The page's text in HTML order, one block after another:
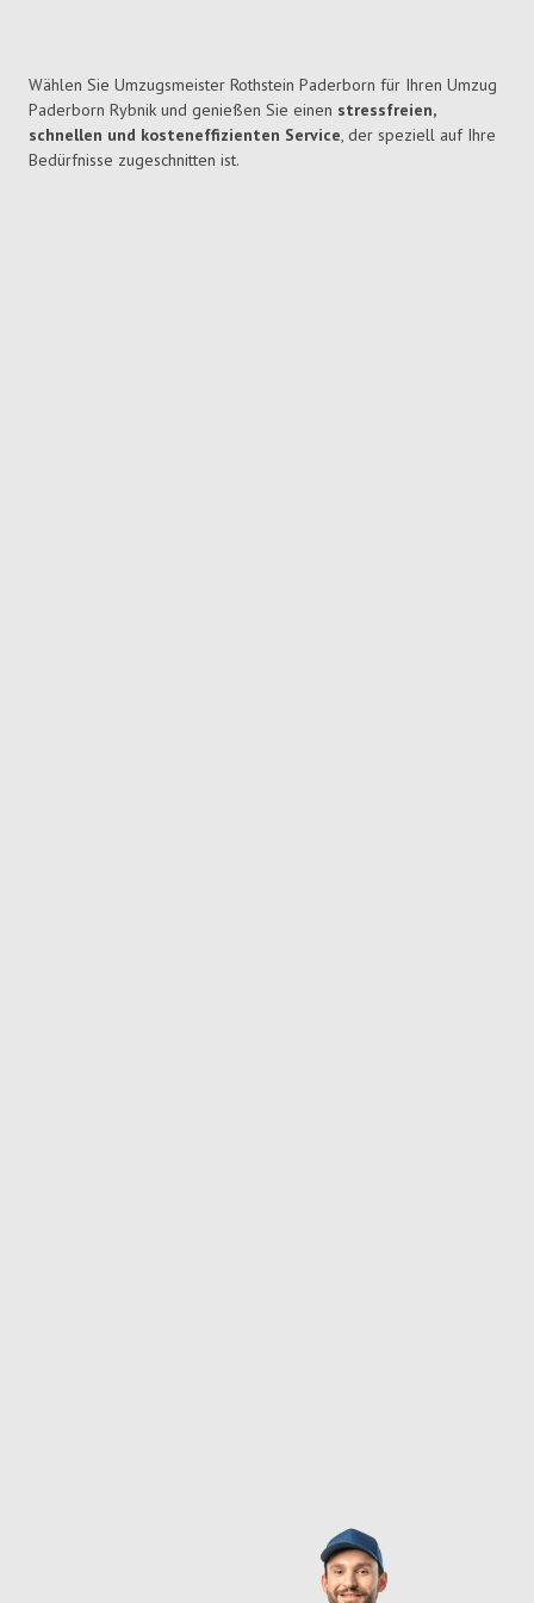
Wählen Sie Umzugsmeister Rothstein Paderborn für Ihren Umzug
Paderborn Rybnik und genießen Sie einen stressfreien,
schnellen und kosteneffizienten Service, der speziell auf Ihre
Bedürfnisse zugeschnitten ist.